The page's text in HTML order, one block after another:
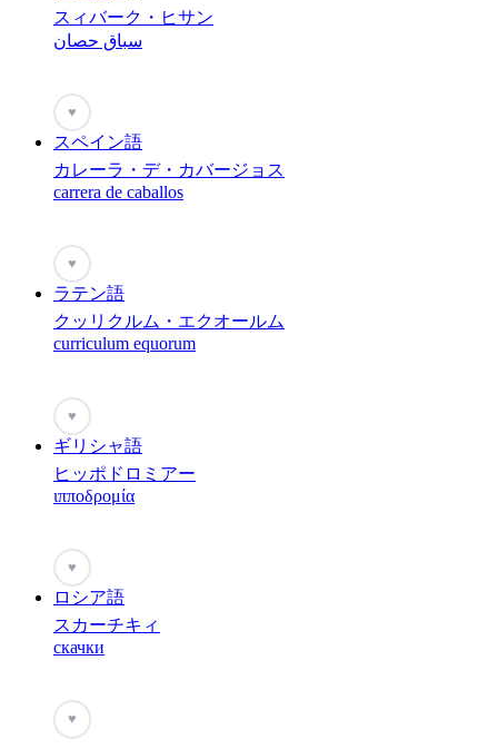
スィバーク・ヒサン
سباق حصان
♥
スペイン語
カレーラ・デ・カバージョス
carrera de caballos
♥
ラテン語
クッリクルム・エクオールム
curriculum equorum
♥
ギリシャ語
ヒッポドロミアー
ιπποδρομία
♥
ロシア語
スカーチキィ
скачки
♥